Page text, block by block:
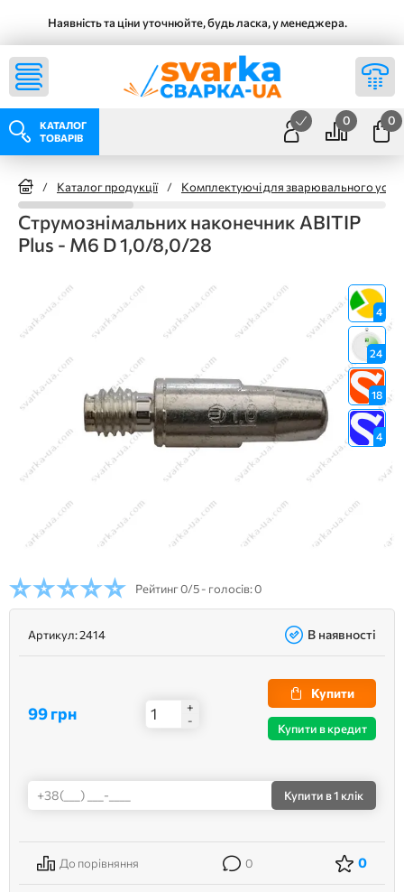
Наявність та ціни уточнюйте, будь ласка, у менеджера.
КАТАЛОГ
ТОВАРІВ
0 0
/ Каталог продукції / Комплектуючі для зварювального
Струмознімальних наконечник ABITIP
Plus - M6 D 1,0/8,0/28
4
24
18
4
Рейтинг0/5 - голосів: 0
Артикул:2414 В наявності
99 грн
+
-
Купити
Купити в кредит
Купити в 1 клік
До порівняння 0 0